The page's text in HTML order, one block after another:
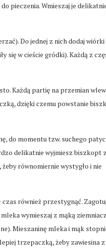
pieczenia. Wmieszaj je
Do jednej z nich dodaj wiórki
się w cieście gródki). Każdą z
Każdą partię na przemian
dzięki czemu powstanie
do momentu tzw. suchego
delikatnie wyjmiesz biszkopt z
równomiernie wystygło i nie
również przestygnąć. Zagotuj
wymieszaj z mąką
Mieszaninę mleka i mąk
trzepaczką, żeby zawiesina z